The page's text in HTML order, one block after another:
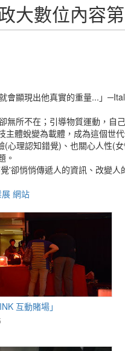
大數位內容
會顯現出他真實的重量...」
所不在；引導物質運動，自
體蛻變為載體，成為這個世
理認知錯覺)、也關心人性(
。
卻悄悄傳遞人的資訊、改變人
網站
互動賭場」